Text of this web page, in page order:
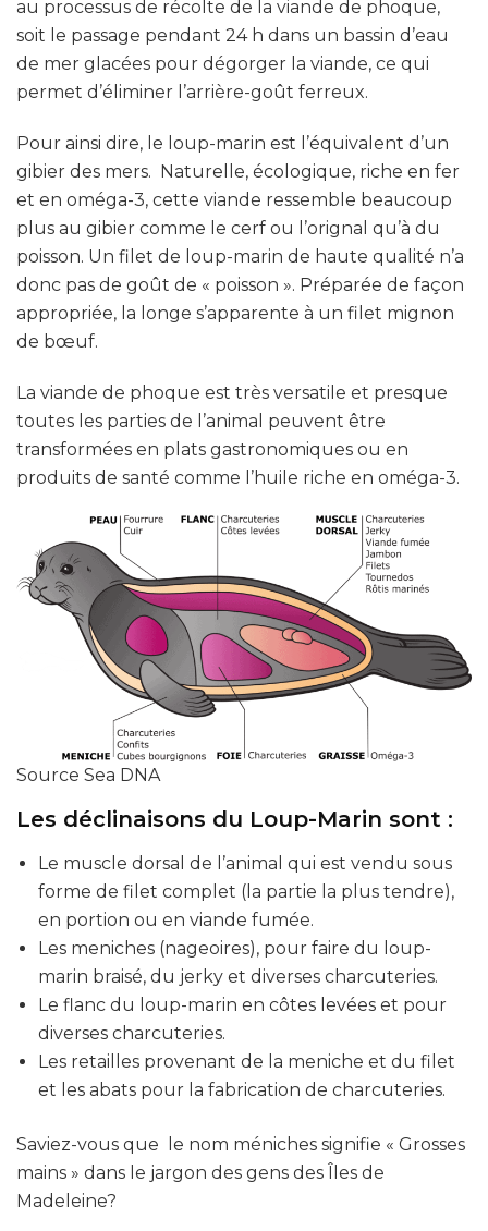
au processus de récolte de la viande de phoque,
soit le passage pendant 24 h dans un bassin d’eau
de mer glacées pour dégorger la viande, ce qui
permet d’éliminer l’arrière-goût ferreux.
Pour ainsi dire, le loup-marin est l’équivalent d’un
gibier des mers. Naturelle, écologique, riche en fer
et en oméga-3, cette viande ressemble beaucoup
plus au gibier comme le cerf ou l’orignal qu’à du
poisson. Un filet de loup-marin de haute qualité n’a
donc pas de goût de « poisson ». Préparée de façon
appropriée, la longe s’apparente à un filet mignon
de bœuf.
La viande de phoque est très versatile et presque
toutes les parties de l’animal peuvent être
transformées en plats gastronomiques ou en
produits de santé comme l’huile riche en oméga-3.
Source Sea DNA
Les déclinaisons du Loup-Marin sont :
Le muscle dorsal de l’animal qui est vendu sous
forme de filet complet (la partie la plus tendre),
en portion ou en viande fumée.
Les meniches (nageoires), pour faire du loup-
marin braisé, du jerky et diverses charcuteries.
Le flanc du loup-marin en côtes levées et pour
diverses charcuteries.
Les retailles provenant de la meniche et du filet
et les abats pour la fabrication de charcuteries.
Saviez-vous que le nom méniches signifie « Grosses
mains » dans le jargon des gens des Îles de
Madeleine?